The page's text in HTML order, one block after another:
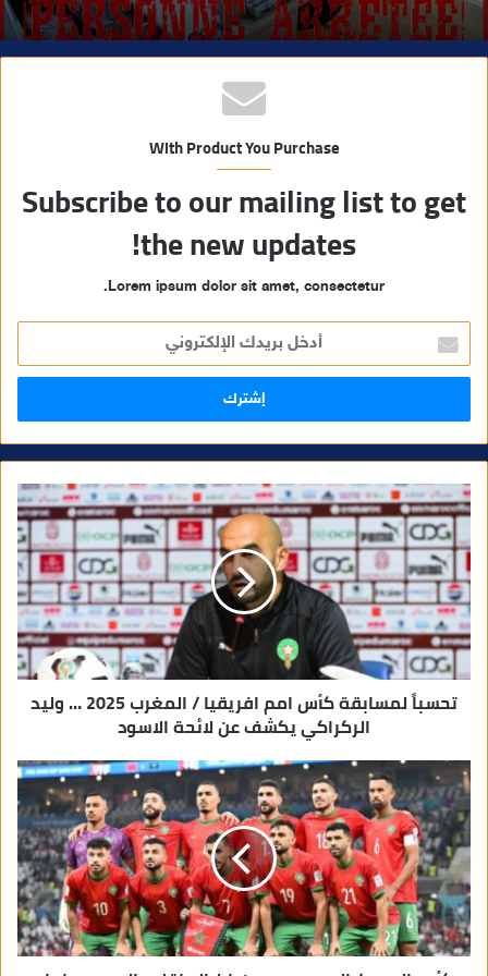
With Product You Purchase
Subscribe to our mailing list to get
the new updates!
Lorem ipsum dolor sit amet, consectetur.
خ
ل
ر
ا
ل
إ
ل
ك
ت
و
ن
ي
تحسباً لمسابقة كأس امم افريقيا / المغرب 2025 … وليد
الركراكي يكشف عن لائحة الاسود